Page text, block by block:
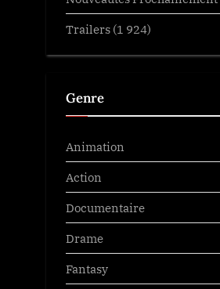
Trailers (1 924)
Genre
Animation
Action
Documentaire
Drame
Fantasy